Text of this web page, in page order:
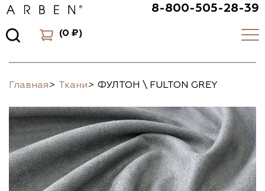
8-800-505-28-39
(0 ₽)
Главная> Ткани> ФУЛТОН \ FULTON GREY